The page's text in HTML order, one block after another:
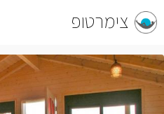
צימרטופ